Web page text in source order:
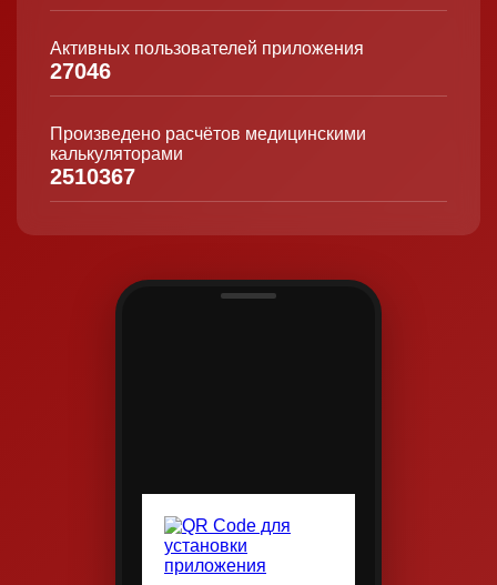
Активных пользователей приложения
27046
Произведено расчётов медицинскими
калькуляторами
2510367